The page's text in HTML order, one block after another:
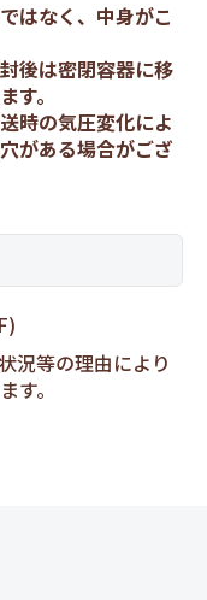
はなく、中身がこ
後は密閉容器に移
す。
時の気圧変化によ
がある場合がござ
況等の理由により
す。